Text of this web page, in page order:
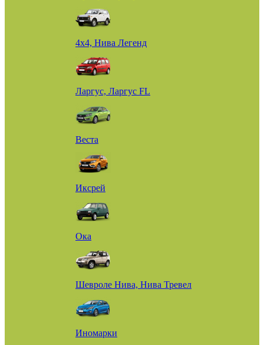
4х4, Нива Легенд
Ларгус, Ларгус FL
Веста
Иксрей
Ока
Шевроле Нива, Нива Тревел
Иномарки